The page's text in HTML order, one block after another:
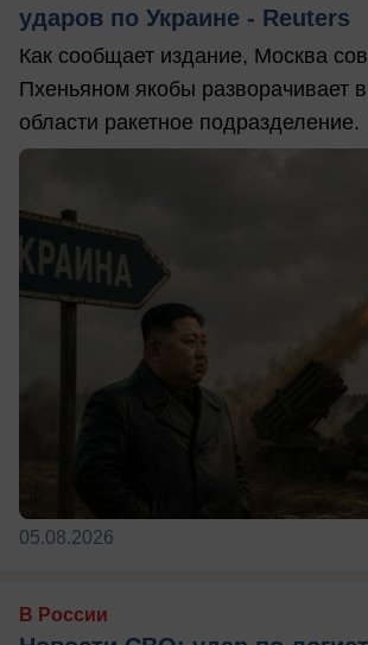
ударов по Украине - Reuters
Как сообщает издание, Москва
Пхеньяном якобы разворачивает
области ракетное подразделение.
05.08.2026
В России